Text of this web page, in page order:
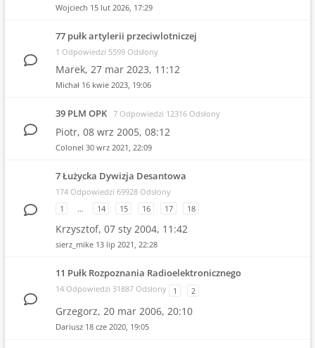
Wojciech 15 lut 2026, 17:29
77 pułk artylerii przeciwlotniczej
1 Odpowiedzi 5599 Odsłony
Marek, 27 mar 2023, 11:12
Michał 16 kwie 2023, 19:06
39 PLM OPK 7 Odpowiedzi 12316 Odsłony
Piotr, 08 wrz 2005, 08:12
Colonel 30 wrz 2021, 22:09
7 Łużycka Dywizja Desantowa
174 Odpowiedzi 69928 Odsłony
1
… 14 15 16 17 18
Krzysztof, 07 sty 2004, 11:42
sierz_mike 13 lip 2021, 22:28
11 Pułk Rozpoznania Radioelektronicznego
14 Odpowiedzi 31887 Odsłony 1 2
Grzegorz, 20 mar 2006, 20:10
Dariusz 18 cze 2020, 19:05